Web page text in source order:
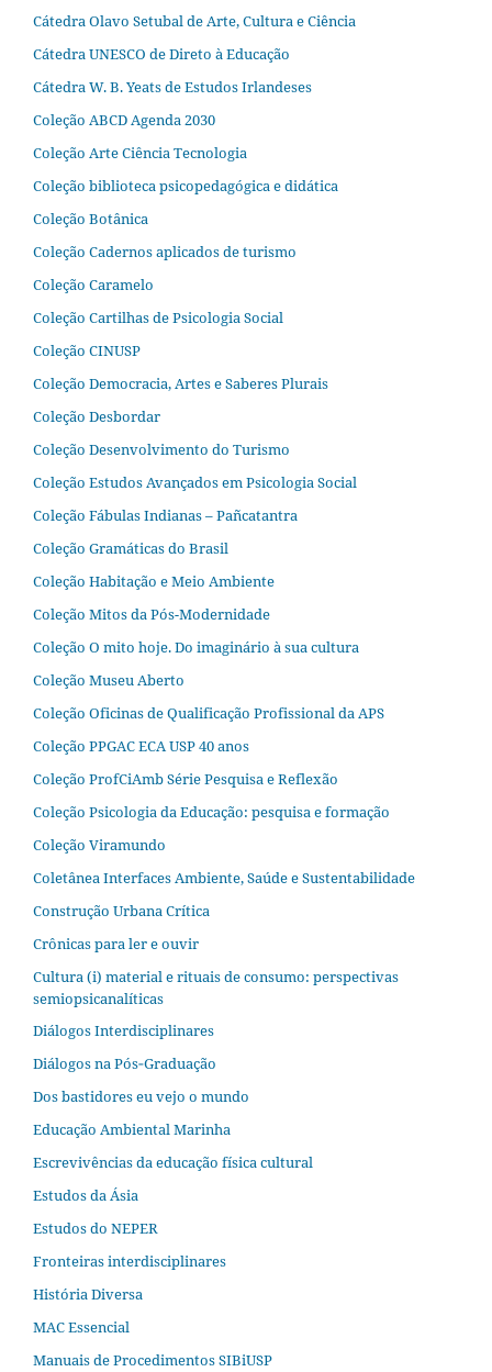
Cátedra Olavo Setubal de Arte, Cultura e Ciência
Cátedra UNESCO de Direto à Educação
Cátedra W. B. Yeats de Estudos Irlandeses
Coleção ABCD Agenda 2030
Coleção Arte Ciência Tecnologia
Coleção biblioteca psicopedagógica e didática
Coleção Botânica
Coleção Cadernos aplicados de turismo
Coleção Caramelo
Coleção Cartilhas de Psicologia Social
Coleção CINUSP
Coleção Democracia, Artes e Saberes Plurais
Coleção Desbordar
Coleção Desenvolvimento do Turismo
Coleção Estudos Avançados em Psicologia Social
Coleção Fábulas Indianas – Pañcatantra
Coleção Gramáticas do Brasil
Coleção Habitação e Meio Ambiente
Coleção Mitos da Pós-Modernidade
Coleção O mito hoje. Do imaginário à sua cultura
Coleção Museu Aberto
Coleção Oficinas de Qualificação Profissional da APS
Coleção PPGAC ECA USP 40 anos
Coleção ProfCiAmb Série Pesquisa e Reflexão
Coleção Psicologia da Educação: pesquisa e formação
Coleção Viramundo
Coletânea Interfaces Ambiente, Saúde e Sustentabilidade
Construção Urbana Crítica
Crônicas para ler e ouvir
Cultura (i) material e rituais de consumo: perspectivas
semiopsicanalíticas
Diálogos Interdisciplinares
Diálogos na Pós‐Graduação
Dos bastidores eu vejo o mundo
Educação Ambiental Marinha
Escrevivências da educação física cultural
Estudos da Ásia​
Estudos do NEPER
Fronteiras interdisciplinares
História Diversa
MAC Essencial
Manuais de Procedimentos SIBiUSP